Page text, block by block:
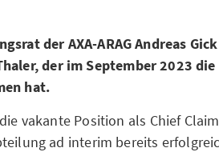
der AXA-ARAG Andreas
der im September 2023
hat.
vakante Position als Chief
ad interim bereits